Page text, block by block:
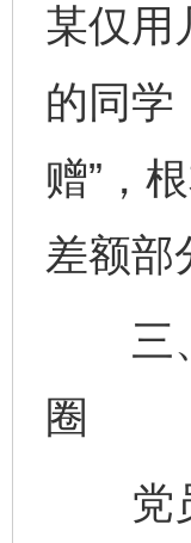
某仅用
的同学
赠”，
差额部
三、
圈
党员